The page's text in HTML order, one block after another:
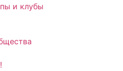
и клубы